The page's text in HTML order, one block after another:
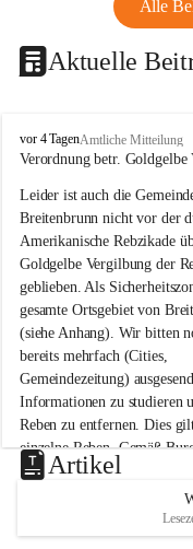
Alle
Aktuelle
B
r
i
t
e
n
b
r
u
n
n
a
m
N
e
u
s
d
vor 4 TagenAmtliche Mitteilung
Verordnung betr. Goldgelbe
Leider ist auch die
Breitenbrunn nicht vor der
Amerikanische Rebzikade
Goldgelbe Vergilbung der
geblieben. Als
gesamte Ortsgebiet von
(siehe Anhang). Wir bitten
bereits mehrfach (Cities,
Gemeindezeitung)
Informationen zu studieren
Reben zu entfernen. Dies
einzelne Reben. Gemäß
Weinbaugesetz sind nicht
unzulässige Weingärten zu
helfen wir zusammen um
vor den prognostizierten
Artikel